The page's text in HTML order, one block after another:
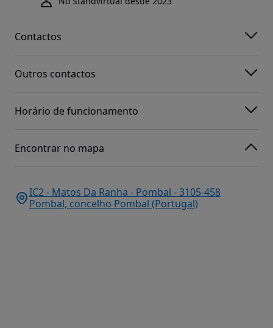
Contactos
Outros contactos
Horário de funcionamento
Encontrar no mapa
IC2 - Matos Da Ranha - Pombal - 3105-458
Pombal, concelho Pombal (Portugal)